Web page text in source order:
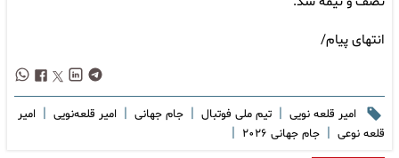
انتهای پیام/
امیر قلعه نویی | تیم ملی فوتبال | جام جهانی | امیر قلعه‌نویی | امیر
قلعه نوعی | جام جهانی ۲۰۲۶ |